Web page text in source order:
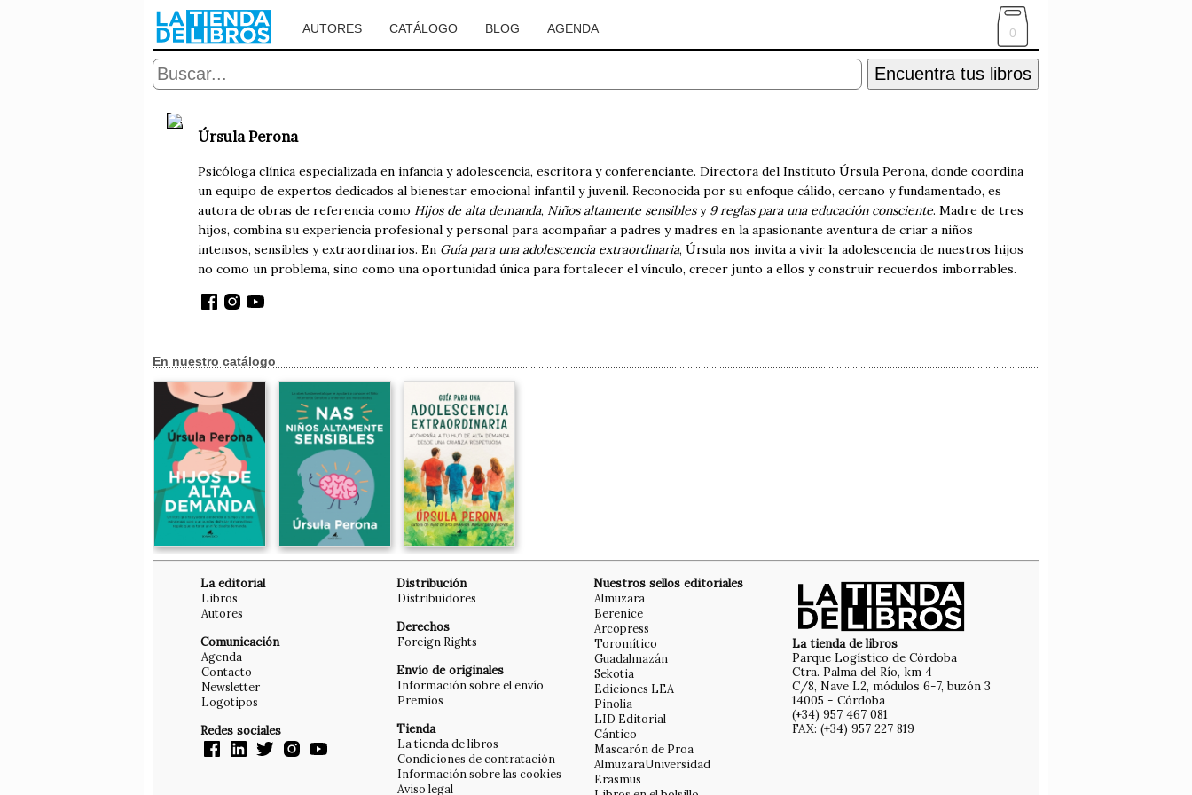
AUTORES CATÁLOGO BLOG AGENDA 0
Encuentra tus libros
Úrsula Perona
Psicóloga clínica especializada en infancia y adolescencia, escritora y conferenciante. Directora del Instituto Úrsula Perona, donde coordina
un equipo de expertos dedicados al bienestar emocional infantil y juvenil. Reconocida por su enfoque cálido, cercano y fundamentado, es
autora de obras de referencia como Hijos de alta demanda, Niños altamente sensiblesy 9 reglas para una educación consciente. Madre de tres
hijos, combina su experiencia profesional y personal para acompañar a padres y madres en la apasionante aventura de criar a niños
intensos, sensibles y extraordinarios. En Guía para una adolescencia extraordinaria, Úrsula nos invita a vivir la adolescencia de nuestros hijos
no como un problema, sino como una oportunidad única para fortalecer el vínculo, crecer junto a ellos y construir recuerdos imborrables.
En nuestro catálogo
La editorial
Libros
Autores
Comunicación
Agenda
Contacto
Newsletter
Logotipos
Redes sociales
Distribución
Distribuidores
Derechos
Foreign Rights
Envío de originales
Información sobre el envío
Premios
Tienda
La tienda de libros
Condiciones de contratación
Información sobre las cookies
Aviso legal
Nuestros sellos editoriales
Almuzara
Berenice
Arcopress
Toromítico
Guadalmazán
Sekotia
Ediciones LEA
Pinolia
LID Editorial
Cántico
Mascarón de Proa
AlmuzaraUniversidad
Erasmus
La tienda de libros
Parque Logístico de Córdoba
Ctra. Palma del Río, km 4
C/8, Nave L2, módulos 6-7, buzón 3
14005 - Córdoba
(+34) 957 467 081
FAX: (+34) 957 227 819